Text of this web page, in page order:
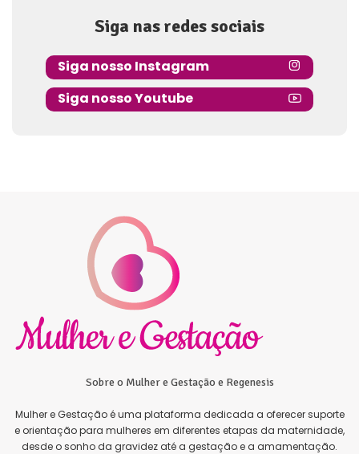
Siga nas redes sociais
Siga nosso Instagram
Siga nosso Youtube
Sobre o Mulher e Gestação e Regenesis
Mulher e Gestação é uma plataforma dedicada a oferecer suporte
e orientação para mulheres em diferentes etapas da maternidade,
desde o sonho da gravidez até a gestação e a amamentação.